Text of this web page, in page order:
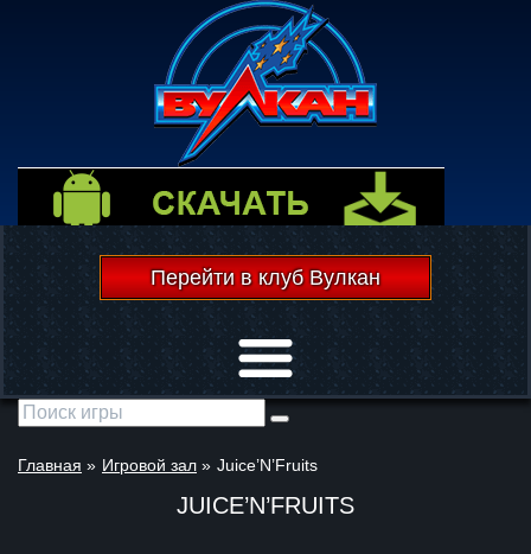
Перейти в клуб Вулкан
Открыть меню
Главная » Игровой зал » Juice’N’Fruits
JUICE’N’FRUITS